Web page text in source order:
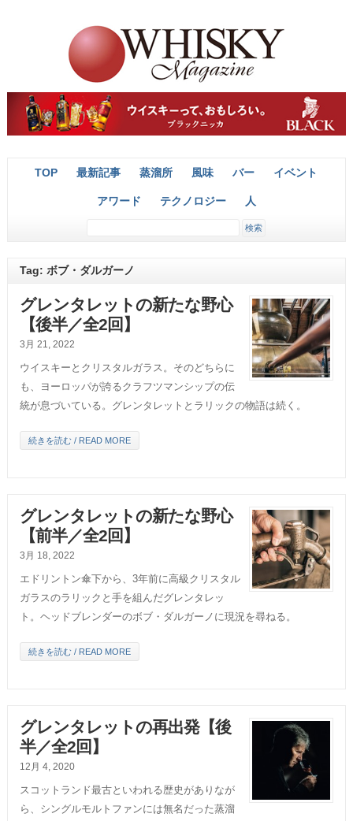
TOP 最新記事 蒸溜所 風味 バー イベント
アワード テクノロジー 人
Tag: ボブ・ダルガーノ
グレンタレットの新たな野心
【後半／全2回】
3月 21, 2022
ウイスキーとクリスタルガラス。そのどちらに
も、ヨーロッパが誇るクラフツマンシップの伝
統が息づいている。グレンタレットとラリックの物語は続く。
続きを読む / READ MORE
グレンタレットの新たな野心
【前半／全2回】
3月 18, 2022
エドリントン傘下から、3年前に高級クリスタル
ガラスのラリックと手を組んだグレンタレッ
ト。ヘッドブレンダーのボブ・ダルガーノに現況を尋ねる。
続きを読む / READ MORE
グレンタレットの再出発【後
半／全2回】
12月 4, 2020
スコットランド最古といわれる歴史がありなが
ら、シングルモルトファンには無名だった蒸溜